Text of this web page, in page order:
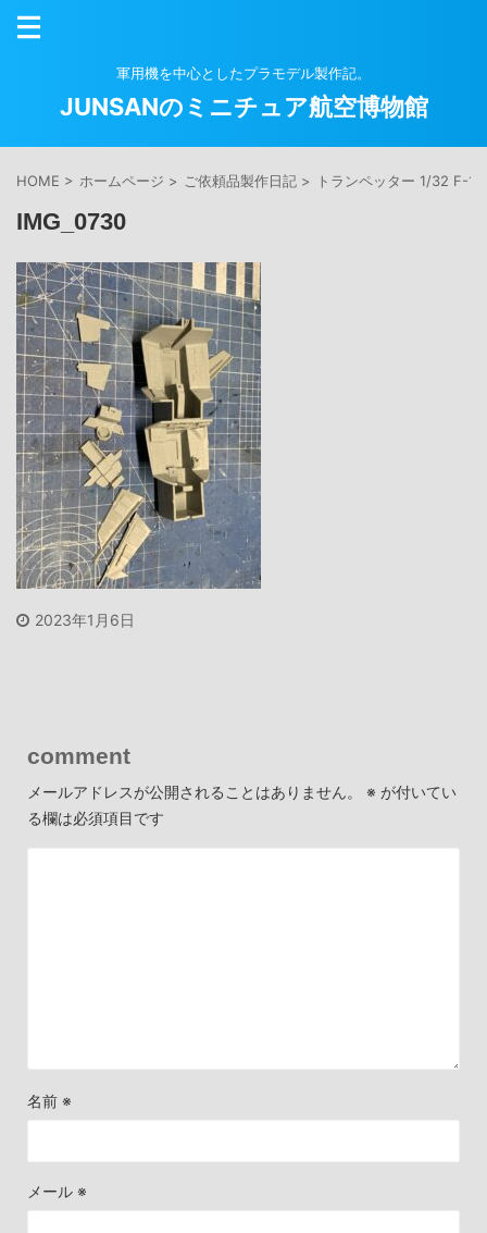
軍用機を中心としたプラモデル製作記。
JUNSANのミニチュア航空博物館
HOME > ホームページ > ご依頼品製作日記 > トランペッター 1/32 F-
IMG_0730
2023年1月6日
comment
メールアドレスが公開されることはありません。 ※ が付いてい
る欄は必須項目です
名前 ※
メール ※